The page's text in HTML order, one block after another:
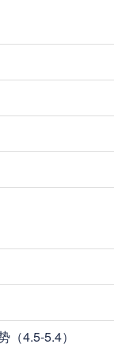
4.5-5.4）